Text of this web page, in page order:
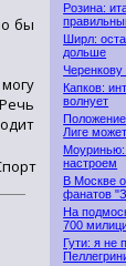
бы
Розина:
Ширл:
дольше
Капков:
волнует
Лиге
настроем
В Москве
фанатов
На
700
Гути: я не